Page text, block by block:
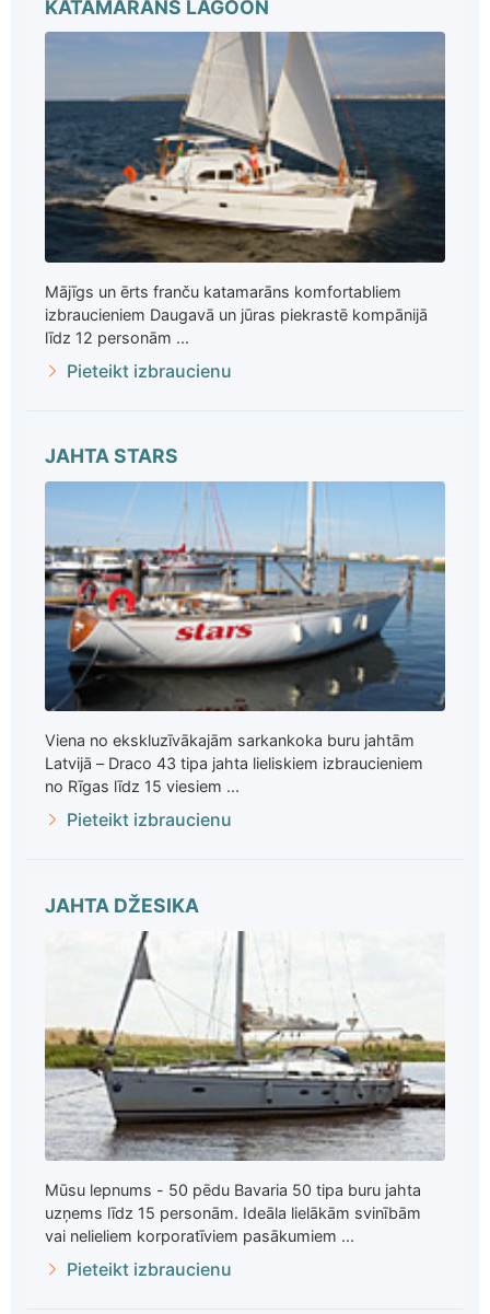
KATAMARĀNS LAGOON
Mājīgs un ērts franču katamarāns komfortabliem
izbraucieniem Daugavā un jūras piekrastē kompānijā
līdz 12 personām ...
Pieteikt izbraucienu
JAHTA STARS
Viena no ekskluzīvākajām sarkankoka buru jahtām
Latvijā – Draco 43 tipa jahta lieliskiem izbraucieniem
no Rīgas līdz 15 viesiem ...
Pieteikt izbraucienu
JAHTA DŽESIKA
Mūsu lepnums - 50 pēdu Bavaria 50 tipa buru jahta
uzņems līdz 15 personām. Ideāla lielākām svinībām
vai nelieliem korporatīviem pasākumiem ...
Pieteikt izbraucienu